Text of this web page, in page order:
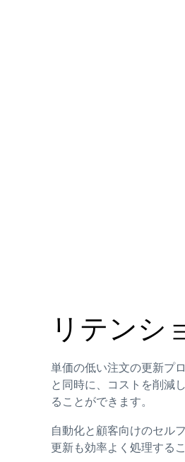
リテンシ
単価の低い注文の更新プ
と同時に、コストを削減
ることができます。
自動化と顧客向けのセル
更新も効率よく処理する